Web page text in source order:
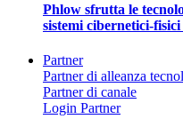
Phlow sfrutta le
sistemi cibernetici-
Partner
Partner di alleanza
Partner di canale
Login Partner